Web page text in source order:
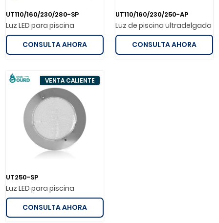
UT110/160/230/280-SP
Luz LED para piscina
CONSULTA AHORA
UT110/160/230/250-AP
Luz de piscina ultradelgada
CONSULTA AHORA
VENTA CALIENTE
UT250-SP
Luz LED para piscina
CONSULTA AHORA